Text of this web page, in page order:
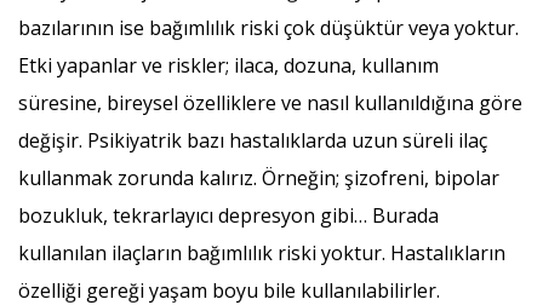
bazılarının ise bağımlılık riski çok düşüktür veya yoktur.
Etki yapanlar ve riskler; ilaca, dozuna, kullanım
süresine, bireysel özelliklere ve nasıl kullanıldığına göre
değişir. Psikiyatrik bazı hastalıklarda uzun süreli ilaç
kullanmak zorunda kalırız. Örneğin; şizofreni, bipolar
bozukluk, tekrarlayıcı depresyon gibi… Burada
kullanılan ilaçların bağımlılık riski yoktur. Hastalıkların
özelliği gereği yaşam boyu bile kullanılabilirler.